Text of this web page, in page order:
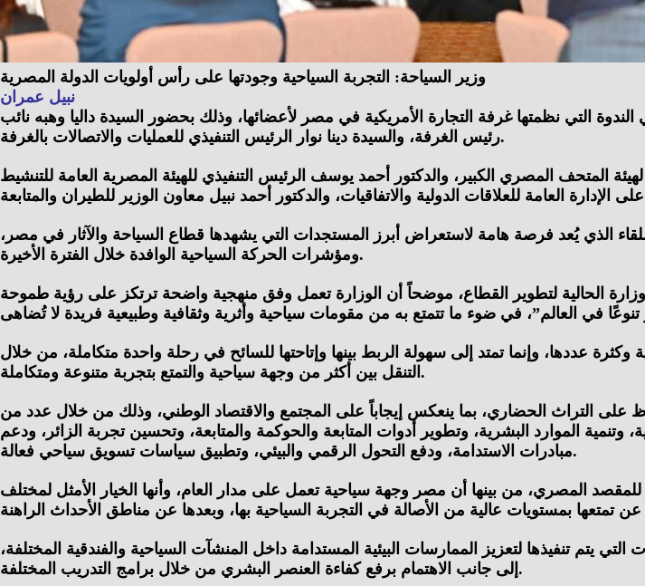
وزير السياحة: التجربة السياحية وجودتها على رأس أولويات الدولة المصرية
نبيل عمران
التي نظمتها غرفة التجارة الأمريكية في مصر لأعضائها، وذلك بحضور السيدة داليا وهبه نائب
رئيس الغرفة، والسيدة دينا نوار الرئيس التنفيذي للعمليات والاتصالات بالغرفة.
المتحف المصري الكبير، والدكتور أحمد يوسف الرئيس التنفيذي للهيئة المصرية العامة للتنشيط
الذي يُعد فرصة هامة لاستعراض أبرز المستجدات التي يشهدها قطاع السياحة والآثار في مصر،
ومؤشرات الحركة السياحية الوافدة خلال الفترة الأخيرة.
الحالية لتطوير القطاع، موضحاً أن الوزارة تعمل وفق منهجية واضحة ترتكز على رؤية طموحة
عددها، وإنما تمتد إلى سهولة الربط بينها وإتاحتها للسائح في رحلة واحدة متكاملة، من خلال
التنقل بين أكثر من وجهة سياحية والتمتع بتجربة متنوعة ومتكاملة.
على التراث الحضاري، بما ينعكس إيجاباً على المجتمع والاقتصاد الوطني، وذلك من خلال عدد من
وتنمية الموارد البشرية، وتطوير أدوات المتابعة والحوكمة والمتابعة، وتحسين تجربة الزائر، ودعم
مبادرات الاستدامة، ودفع التحول الرقمي والبيئي، وتطبيق سياسات تسويق سياحي فعالة.
المصري، من بينها أن مصر وجهة سياحية تعمل على مدار العام، وأنها الخيار الأمثل لمختلف
تنفيذها لتعزيز الممارسات البيئية المستدامة داخل المنشآت السياحية والفندقية المختلفة،
إلى جانب الاهتمام برفع كفاءة العنصر البشري من خلال برامج التدريب المختلفة.